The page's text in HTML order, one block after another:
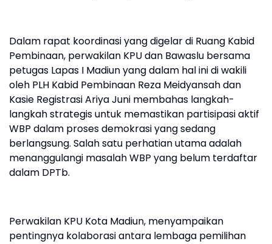
Dalam rapat koordinasi yang digelar di Ruang Kabid
Pembinaan, perwakilan KPU dan Bawaslu bersama
petugas Lapas I Madiun yang dalam hal ini di wakili
oleh PLH Kabid Pembinaan Reza Meidyansah dan
Kasie Registrasi Ariya Juni membahas langkah-
langkah strategis untuk memastikan partisipasi aktif
WBP dalam proses demokrasi yang sedang
berlangsung. Salah satu perhatian utama adalah
menanggulangi masalah WBP yang belum terdaftar
dalam DPTb.
Perwakilan KPU Kota Madiun, menyampaikan
pentingnya kolaborasi antara lembaga pemilihan